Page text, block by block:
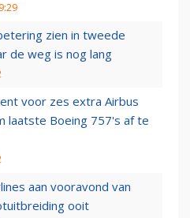
zien in tweede
de weg is nog lang
voor zes extra Airbus
laatste Boeing 757's af te
aan vooravond van
ooit